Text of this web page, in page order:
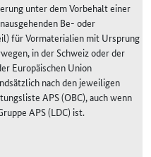
unter dem Vorbehalt einer
Be- oder
für Vormaterialien mit Ursprung
in der Schweiz oder der
Europäischen Union
nach den jeweiligen
APS (OBC), auch wenn
APS (LDC) ist.